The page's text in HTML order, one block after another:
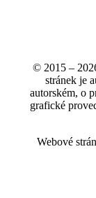
© 2015 –
stránek je
autorském, o
grafické
Webové